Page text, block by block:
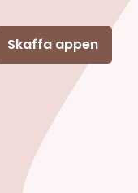
Skaffa appen